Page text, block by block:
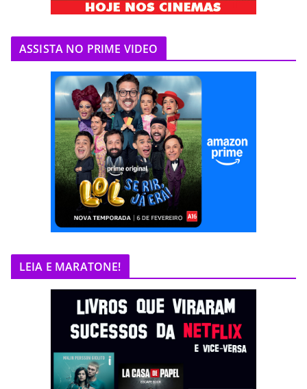
ASSISTA NO PRIME VIDEO
LEIA E MARATONE!